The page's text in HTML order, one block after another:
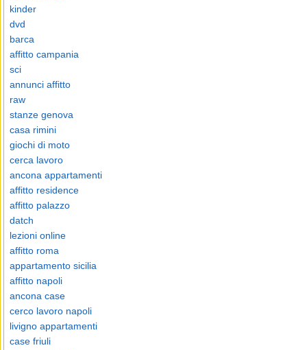
kinder
dvd
barca
affitto campania
sci
annunci affitto
raw
stanze genova
casa rimini
giochi di moto
cerca lavoro
ancona appartamenti
affitto residence
affitto palazzo
datch
lezioni online
affitto roma
appartamento sicilia
affitto napoli
ancona case
cerco lavoro napoli
livigno appartamenti
case friuli